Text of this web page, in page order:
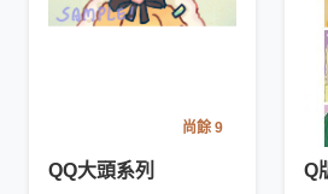
尚餘 9
QQ大頭系列 Q